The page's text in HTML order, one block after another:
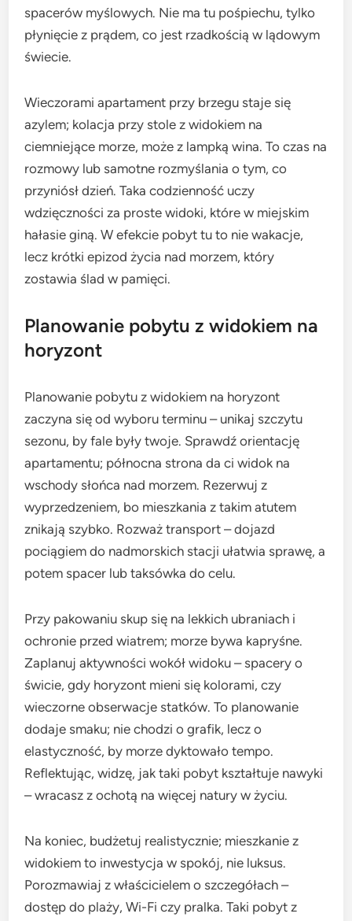
spacerów myślowych. Nie ma tu pośpiechu, tylko
płynięcie z prądem, co jest rzadkością w lądowym
świecie.
Wieczorami apartament przy brzegu staje się
azylem; kolacja przy stole z widokiem na
ciemniejące morze, może z lampką wina. To czas na
rozmowy lub samotne rozmyślania o tym, co
przyniósł dzień. Taka codzienność uczy
wdzięczności za proste widoki, które w miejskim
hałasie giną. W efekcie pobyt tu to nie wakacje,
lecz krótki epizod życia nad morzem, który
zostawia ślad w pamięci.
Planowanie pobytu z widokiem na
horyzont
Planowanie pobytu z widokiem na horyzont
zaczyna się od wyboru terminu – unikaj szczytu
sezonu, by fale były twoje. Sprawdź orientację
apartamentu; północna strona da ci widok na
wschody słońca nad morzem. Rezerwuj z
wyprzedzeniem, bo mieszkania z takim atutem
znikają szybko. Rozważ transport – dojazd
pociągiem do nadmorskich stacji ułatwia sprawę, a
potem spacer lub taksówka do celu.
Przy pakowaniu skup się na lekkich ubraniach i
ochronie przed wiatrem; morze bywa kapryśne.
Zaplanuj aktywności wokół widoku – spacery o
świcie, gdy horyzont mieni się kolorami, czy
wieczorne obserwacje statków. To planowanie
dodaje smaku; nie chodzi o grafik, lecz o
elastyczność, by morze dyktowało tempo.
Reflektując, widzę, jak taki pobyt kształtuje nawyki
– wracasz z ochotą na więcej natury w życiu.
Na koniec, budżetuj realistycznie; mieszkanie z
widokiem to inwestycja w spokój, nie luksus.
Porozmawiaj z właścicielem o szczegółach –
dostęp do plaży, Wi-Fi czy pralka. Taki pobyt z